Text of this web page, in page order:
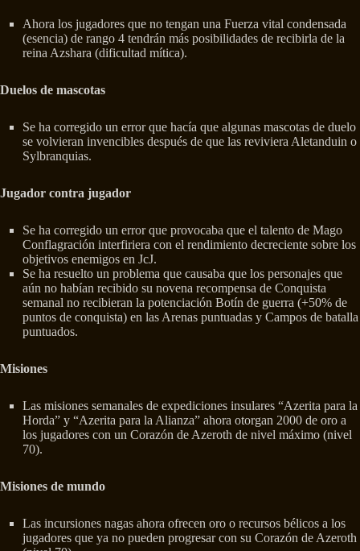
Ahora los jugadores que no tengan una Fuerza vital condensada
(esencia) de rango 4 tendrán más posibilidades de recibirla de la
reina Azshara (dificultad mítica).
Duelos de mascotas
Se ha corregido un error que hacía que algunas mascotas de duelo
se volvieran invencibles después de que las reviviera Aletanduin o
Sylbranquias.
Jugador contra jugador
Se ha corregido un error que provocaba que el talento de Mago
Conflagración interfiriera con el rendimiento decreciente sobre los
objetivos enemigos en JcJ.
Se ha resuelto un problema que causaba que los personajes que
aún no habían recibido su novena recompensa de Conquista
semanal no recibieran la potenciación Botín de guerra (+50% de
puntos de conquista) en las Arenas puntuadas y Campos de batalla
puntuados.
Misiones
Las misiones semanales de expediciones insulares “Azerita para la
Horda” y “Azerita para la Alianza” ahora otorgan 2000 de oro a
los jugadores con un Corazón de Azeroth de nivel máximo (nivel
70).
Misiones de mundo
Las incursiones nagas ahora ofrecen oro o recursos bélicos a los
jugadores que ya no pueden progresar con su Corazón de Azeroth